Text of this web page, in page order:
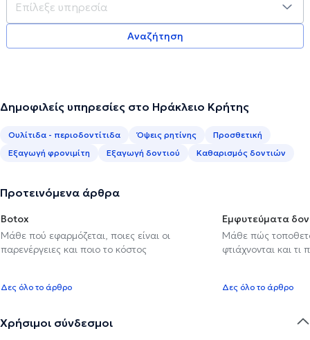
Αναζήτηση
Δημοφιλείς υπηρεσίες στο Ηράκλειο Κρήτης
Ουλίτιδα - περιοδοντίτιδα Όψεις ρητίνης
Προσθετική
Εξαγωγή φρονιμίτη
Εξαγωγή δοντιού Καθαρισμός δοντιών
Προτεινόμενα άρθρα
Botox
Μάθε πού εφαρμόζεται, ποιες είναι οι
παρενέργειες και ποιο το κόστος
Δες όλο το άρθρο
Εμφυτεύματα
Μάθε πώς
φτιάχνονται και τι
Δες όλο το άρθρο
Χρήσιμοι σύνδεσμοι